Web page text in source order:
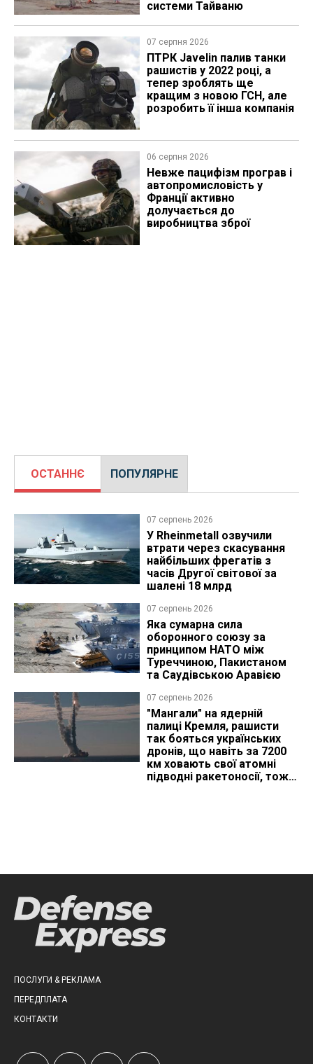
системи Тайваню
07 серпня 2026
ПТРК Javelin палив танки
рашистів у 2022 році, а
тепер зроблять ще
кращим з новою ГСН, але
розробить її інша компанія
06 серпня 2026
Невже пацифізм програв і
автопромисловість у
Франції активно
долучається до
виробництва зброї
ОСТАННЄ ПОПУЛЯРНЕ
07 серпень 2026
У Rheinmetall озвучили
втрати через скасування
найбільших фрегатів з
часів Другої світової за
шалені 18 млрд
07 серпень 2026
Яка сумарна сила
оборонного союзу за
принципом НАТО між
Туреччиною, Пакистаном
та Саудівською Аравією
07 серпень 2026
"Мангали" на ядерній
палиці Кремля, рашисти
так бояться українських
дронів, що навіть за 7200
км ховають свої атомні
підводні ракетоносії, тож
ПОСЛУГИ & РЕКЛАМА
ПЕРЕДПЛАТА
КОНТАКТИ